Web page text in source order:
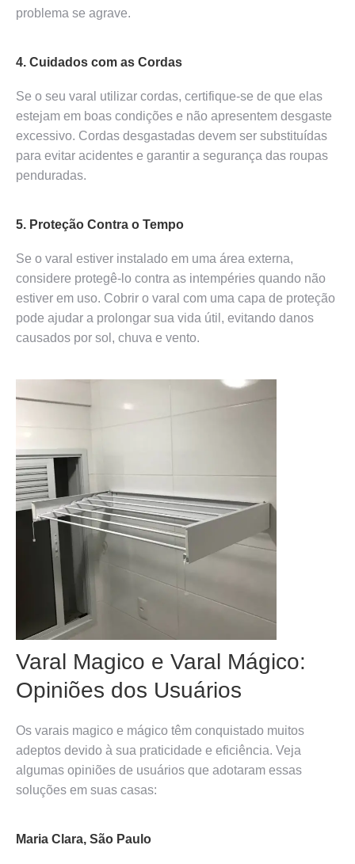
problema se agrave.
4. Cuidados com as Cordas
Se o seu varal utilizar cordas, certifique-se de que elas
estejam em boas condições e não apresentem desgaste
excessivo. Cordas desgastadas devem ser substituídas
para evitar acidentes e garantir a segurança das roupas
penduradas.
5. Proteção Contra o Tempo
Se o varal estiver instalado em uma área externa,
considere protegê-lo contra as intempéries quando não
estiver em uso. Cobrir o varal com uma capa de proteção
pode ajudar a prolongar sua vida útil, evitando danos
causados por sol, chuva e vento.
Varal Magico e Varal Mágico:
Opiniões dos Usuários
Os varais magico e mágico têm conquistado muitos
adeptos devido à sua praticidade e eficiência. Veja
algumas opiniões de usuários que adotaram essas
soluções em suas casas:
Maria Clara, São Paulo